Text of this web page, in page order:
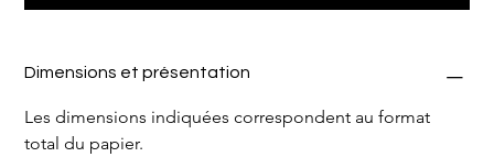
Dimensions et présentation
Les dimensions indiquées correspondent au format
total du papier.